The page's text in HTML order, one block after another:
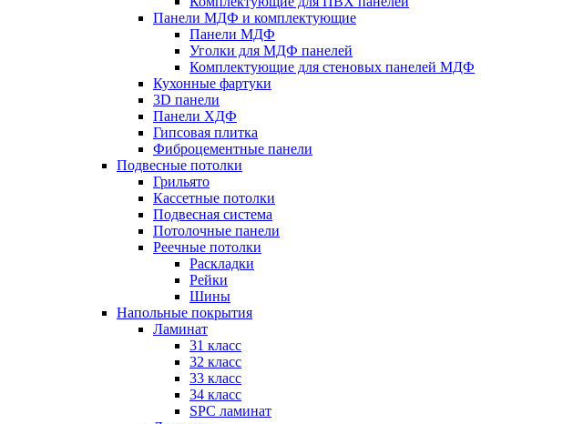
Панели МДФ и комплектующие
Панели МДФ
Уголки для МДФ панелей
Комплектующие для стеновых панелей МДФ
Кухонные фартуки
3D панели
Панели ХДФ
Гипсовая плитка
Фиброцементные панели
Подвесные потолки
Грильято
Кассетные потолки
Подвесная система
Потолочные панели
Реечные потолки
Раскладки
Рейки
Шины
Напольные покрытия
Ламинат
31 класс
32 класс
33 класс
34 класс
SPC ламинат